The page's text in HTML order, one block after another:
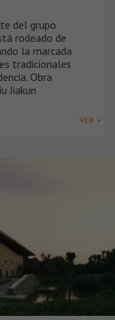
del grupo
rodeado de
la marcada
tradicionales
Obra
Jiakun
VER +